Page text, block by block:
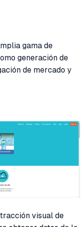
gama de
generación de
de mercado y
visual de